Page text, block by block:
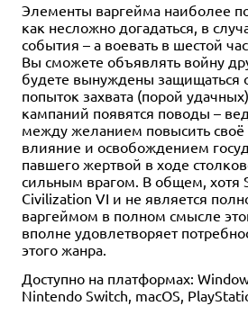
Элементы варгейма наиболее
как несложно догадаться, в
события – а воевать в шестой
Вы сможете объявлять войну
будете вынуждены защищаться
попыток захвата (порой
кампаний появятся поводы –
между желанием повысить своё
влияние и освобождением
павшего жертвой в ходе
сильным врагом. В общем, хотя
Civilization VI и не является
варгеймом в полном смысле
вполне удовлетворяет
этого жанра.
Доступно на платформах:
Nintendo Switch, macOS,